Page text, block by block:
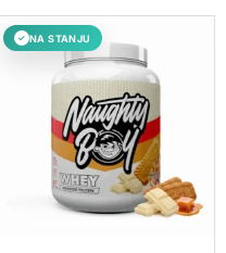
✓ NA STANJU